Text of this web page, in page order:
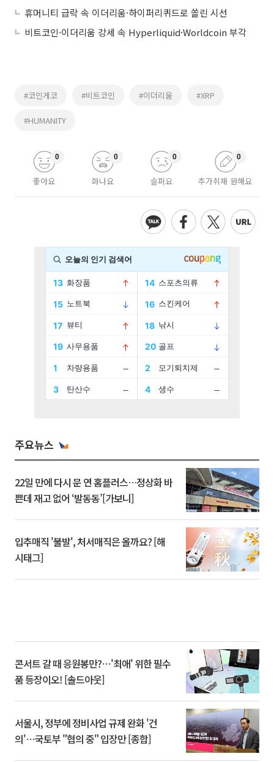
휴머니티 급락 속 이더리움·하이퍼리퀴드로 쏠린 시선
비트코인·이더리움 강세 속 Hyperliquid·Worldcoin 부각
#코인게코 #비트코인 #이더리움 #XRP
#HUMANITY
좋아요
0
화나요
0
슬퍼요
0
추가취재 원해요
0
주요뉴스
22일 만에 다시 문 연 홈플러스…정상화 바
쁜데 재고 없어 ‘발동동’[가보니]
입추매직 '불발', 처서매직은 올까요? [해
시태그]
콘서트 갈 때 응원봉만?⋯'최애' 위한 필수
품 등장이오! [솔드아웃]
서울시, 정부에 정비사업 규제 완화 '건
의'⋯국토부 "협의 중" 입장만 [종합]